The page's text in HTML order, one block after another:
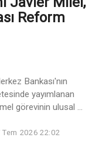
Reform
Bankası'nın
yayımlanan
görevinin ulusal ...
Tem 2026 22:02